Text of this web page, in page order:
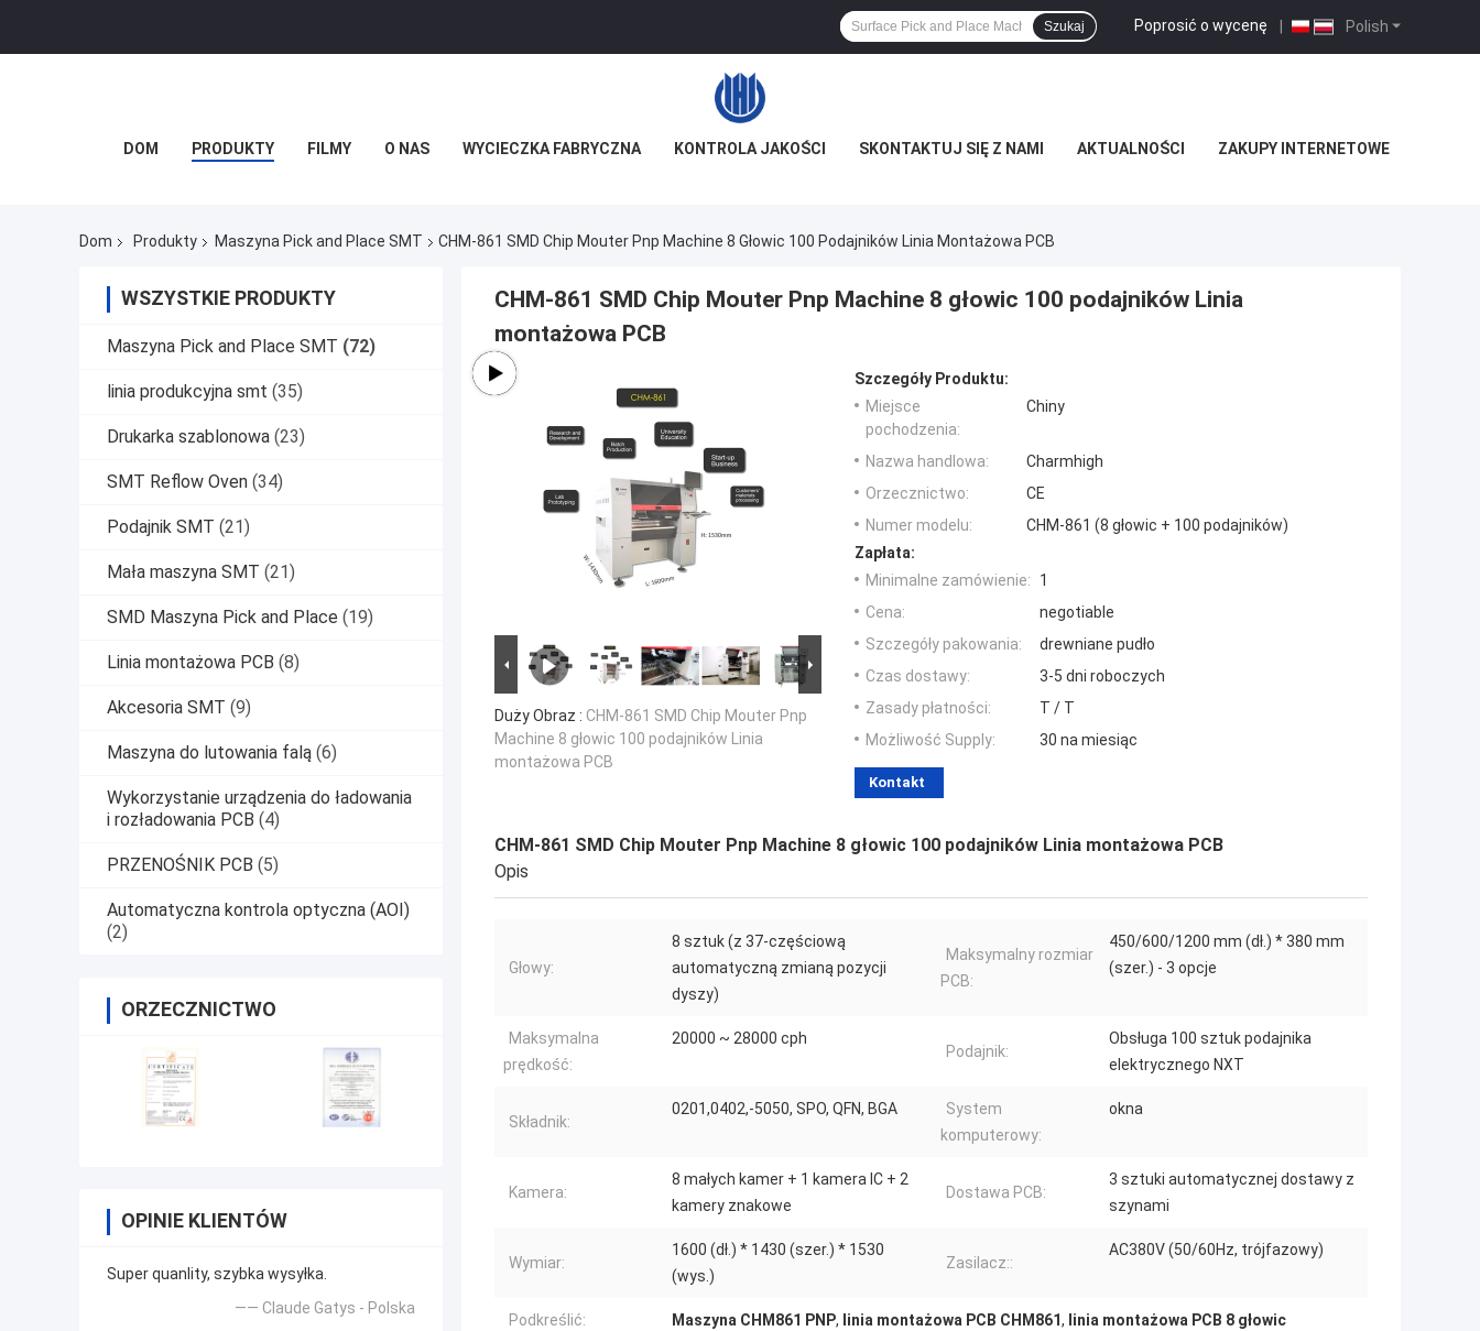
Polish
Poprosić o wycenę |
Szukaj
DOM PRODUKTY FILMY O NAS WYCIECZKA FABRYCZNA KONTROLA JAKOŚCI SKONTAKTUJ SIĘ Z NAMI AKTUALNOŚCI ZAKUPY INTERNETOWE
Dom Produkty Maszyna Pick and Place SMT CHM-861 SMD Chip Mouter Pnp Machine 8 Głowic 100 Podajników Linia Montażowa PCB
WSZYSTKIE PRODUKTY
Maszyna Pick and Place SMT (72)
linia produkcyjna smt (35)
Drukarka szablonowa (23)
SMT Reflow Oven (34)
Podajnik SMT (21)
Mała maszyna SMT (21)
SMD Maszyna Pick and Place (19)
Linia montażowa PCB (8)
Akcesoria SMT (9)
Maszyna do lutowania falą (6)
Wykorzystanie urządzenia do ładowania
i rozładowania PCB (4)
PRZENOŚNIK PCB (5)
Automatyczna kontrola optyczna (AOI)
(2)
ORZECZNICTWO
OPINIE KLIENTÓW
Super quanlity, szybka wysyłka.
—— Claude Gatys - Polska
CHM-861 SMD Chip Mouter Pnp Machine 8 głowic 100 podajników Linia
montażowa PCB
Duży Obraz : CHM-861 SMD Chip Mouter Pnp
Machine 8 głowic 100 podajników Linia
montażowa PCB
Szczegóły Produktu:
Miejsce
pochodzenia:
Chiny
Nazwa handlowa:
Charmhigh
Orzecznictwo:
CE
Numer modelu:
CHM-861 (8 głowic + 100 podajników)
Zapłata:
Minimalne zamówienie:
1
Cena:
negotiable
Szczegóły pakowania:
drewniane pudło
Czas dostawy:
3-5 dni roboczych
Zasady płatności:
T / T
Możliwość Supply:
30 na miesiąc
Kontakt
CHM-861 SMD Chip Mouter Pnp Machine 8 głowic 100 podajników Linia montażowa PCB
Opis
Głowy:
8 sztuk (z 37-częściową
automatyczną zmianą pozycji
dyszy)
Maksymalny rozmiar
PCB:
450/600/1200 mm (dł.) * 380 mm
(szer.) - 3 opcje
Maksymalna
prędkość:
20000 ~ 28000 cph
Podajnik:
Obsługa 100 sztuk podajnika
elektrycznego NXT
Składnik:
0201,0402,-5050, SPO, QFN, BGA
System
komputerowy:
okna
Kamera:
8 małych kamer + 1 kamera IC + 2
kamery znakowe
Dostawa PCB:
3 sztuki automatycznej dostawy z
szynami
Wymiar:
1600 (dł.) * 1430 (szer.) * 1530
(wys.)
Zasilacz::
AC380V (50/60Hz, trójfazowy)
Podkreślić: Maszyna CHM861 PNP, linia montażowa PCB CHM861, linia montażowa PCB 8 głowic